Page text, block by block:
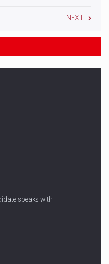
NEXT
speaks with